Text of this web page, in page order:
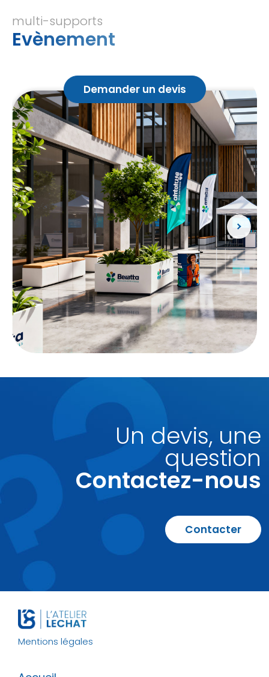
multi-supports
Evènement
Demander un devis
Un devis, une
question
Contactez-nous
Contacter
Mentions légales